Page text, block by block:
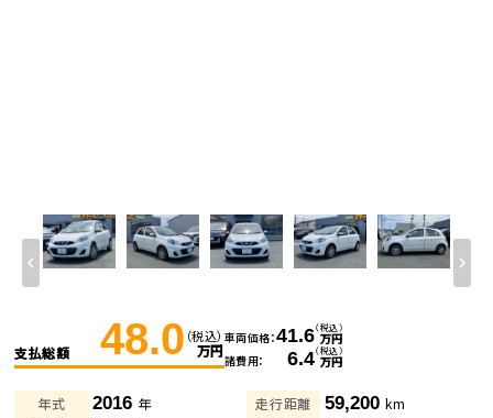
支払総額 48.0 （税込）
万円
車両価格 41.6（税込）
万円
諸費用
6.4（税込）
万円
年式 2016 年 走行距離 59,200 km